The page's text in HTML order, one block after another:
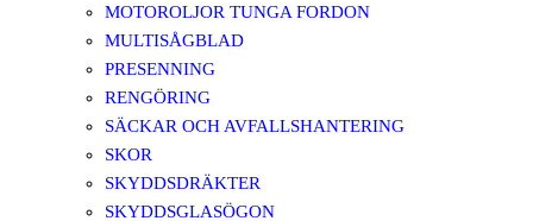
MOTOROLJOR TUNGA FORDON
MULTISÅGBLAD
PRESENNING
RENGÖRING
SÄCKAR OCH AVFALLSHANTERING
SKOR
SKYDDSDRÄKTER
SKYDDSGLASÖGON